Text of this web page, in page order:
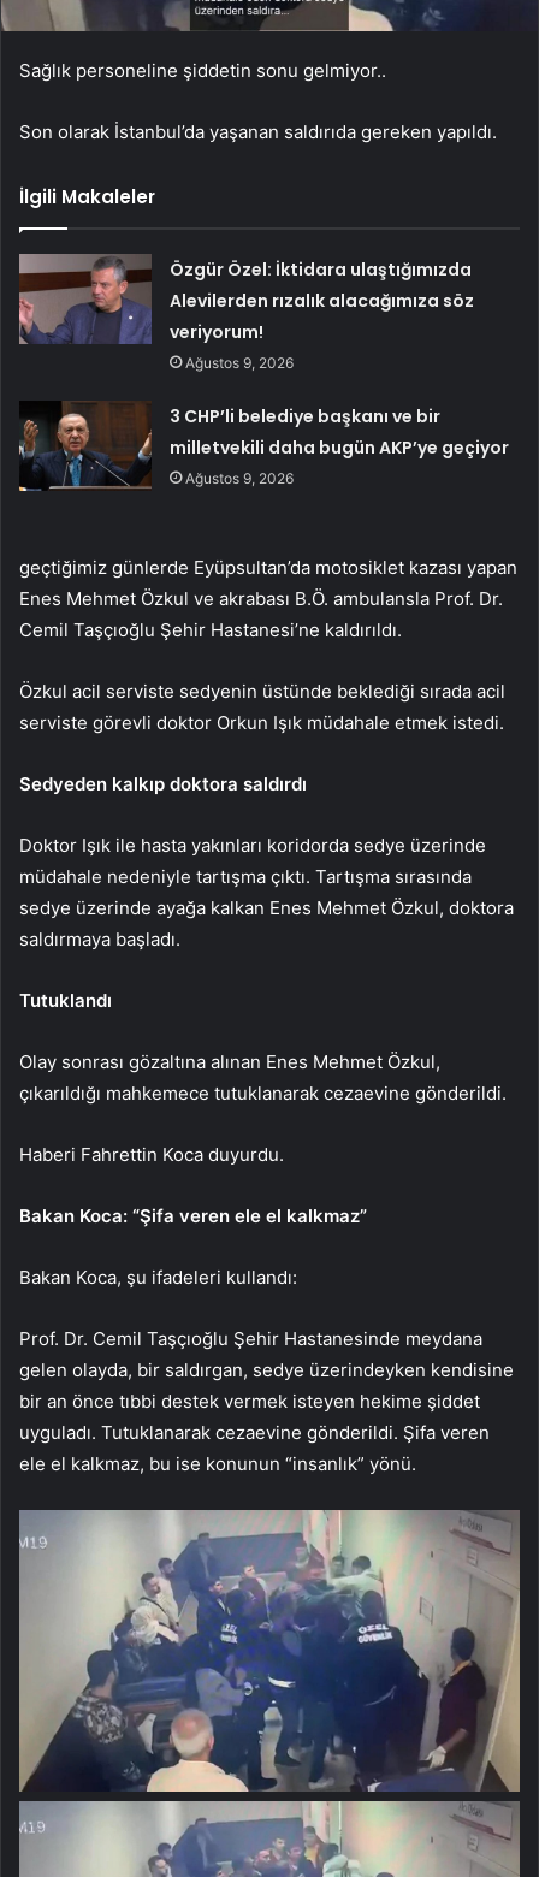
Sağlık personeline şiddetin sonu gelmiyor..
Son olarak İstanbul’da yaşanan saldırıda gereken yapıldı.
İlgili Makaleler
Özgür Özel: İktidara ulaştığımızda
Alevilerden rızalık alacağımıza söz
veriyorum!
Ağustos 9, 2026
3 CHP’li belediye başkanı ve bir
milletvekili daha bugün AKP’ye geçiyor
Ağustos 9, 2026
geçtiğimiz günlerde Eyüpsultan’da motosiklet kazası yapan
Enes Mehmet Özkul ve akrabası B.Ö. ambulansla Prof. Dr.
Cemil Taşçıoğlu Şehir Hastanesi’ne kaldırıldı.
Özkul acil serviste sedyenin üstünde beklediği sırada acil
serviste görevli doktor Orkun Işık müdahale etmek istedi.
Sedyeden kalkıp doktora saldırdı
Doktor Işık ile hasta yakınları koridorda sedye üzerinde
müdahale nedeniyle tartışma çıktı. Tartışma sırasında
sedye üzerinde ayağa kalkan Enes Mehmet Özkul, doktora
saldırmaya başladı.
Tutuklandı
Olay sonrası gözaltına alınan Enes Mehmet Özkul,
çıkarıldığı mahkemece tutuklanarak cezaevine gönderildi.
Haberi Fahrettin Koca duyurdu.
Bakan Koca: “Şifa veren ele el kalkmaz”
Bakan Koca, şu ifadeleri kullandı:
Prof. Dr. Cemil Taşçıoğlu Şehir Hastanesinde meydana
gelen olayda, bir saldırgan, sedye üzerindeyken kendisine
bir an önce tıbbi destek vermek isteyen hekime şiddet
uyguladı. Tutuklanarak cezaevine gönderildi. Şifa veren
ele el kalkmaz, bu ise konunun “insanlık” yönü.